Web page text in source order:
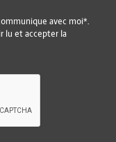
avec moi*.
lu et accepter la